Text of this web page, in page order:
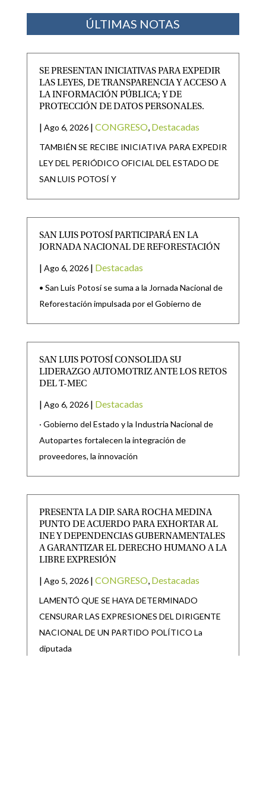
ÚLTIMAS NOTAS
SE PRESENTAN INICIATIVAS PARA EXPEDIR
LAS LEYES, DE TRANSPARENCIA Y ACCESO A
LA INFORMACIÓN PÚBLICA; Y DE
PROTECCIÓN DE DATOS PERSONALES.
| Ago 6, 2026 | CONGRESO, Destacadas
TAMBIÉN SE RECIBE INICIATIVA PARA EXPEDIR
LEY DEL PERIÓDICO OFICIAL DEL ESTADO DE
SAN LUIS POTOSÍ Y
SAN LUIS POTOSÍ PARTICIPARÁ EN LA
JORNADA NACIONAL DE REFORESTACIÓN
| Ago 6, 2026 | Destacadas
• San Luis Potosí se suma a la Jornada Nacional de
Reforestación impulsada por el Gobierno de
SAN LUIS POTOSÍ CONSOLIDA SU
LIDERAZGO AUTOMOTRIZ ANTE LOS RETOS
DEL T-MEC
| Ago 6, 2026 | Destacadas
· Gobierno del Estado y la Industria Nacional de
Autopartes fortalecen la integración de
proveedores, la innovación
PRESENTA LA DIP. SARA ROCHA MEDINA
PUNTO DE ACUERDO PARA EXHORTAR AL
INE Y DEPENDENCIAS GUBERNAMENTALES
A GARANTIZAR EL DERECHO HUMANO A LA
LIBRE EXPRESIÓN
| Ago 5, 2026 | CONGRESO, Destacadas
LAMENTÓ QUE SE HAYA DETERMINADO
CENSURAR LAS EXPRESIONES DEL DIRIGENTE
NACIONAL DE UN PARTIDO POLÍTICO La
diputada